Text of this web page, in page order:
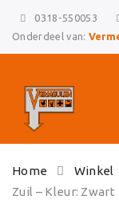
0318-550053
Onderdeel van:
to
content
Home Winkel
Zuil – Kleur: Zwart